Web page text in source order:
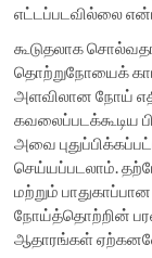
எட்டப்படவில்லை
கூடுதலாக
தொற்றுநோயைக்
அளவிலான நோய்
கவலைப்படக்கூடிய
அவை
செய்யப்படலாம்.
மற்றும்
நோய்த்தொற்றின்
ஆதாரங்கள்